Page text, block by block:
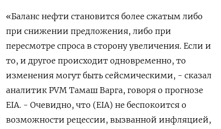
«Баланс нефти становится более сжатым либо
при снижении предложения, либо при
пересмотре спроса в сторону увеличения. Если и
то, и другое происходит одновременно, то
изменения могут быть сейсмическими, - сказал
аналитик PVM Тамаш Варга, говоря о прогнозе
EIA. - Очевидно, что (EIA) не беспокоится о
возможности рецессии, вызванной инфляцией,